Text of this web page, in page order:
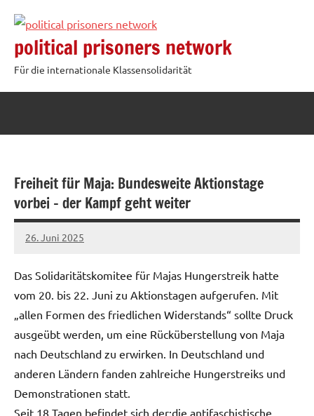
Inhalt
springen
political prisoners network
Für die internationale Klassensolidarität
Freiheit für Maja: Bundesweite Aktionstage
vorbei – der Kampf geht weiter
26. Juni 2025
network
Das Solidaritätskomitee für Majas Hungerstreik hatte
vom 20. bis 22. Juni zu Aktionstagen aufgerufen. Mit
„allen Formen des friedlichen Widerstands“ sollte Druck
ausgeübt werden, um eine Rücküberstellung von Maja
nach Deutschland zu erwirken. In Deutschland und
anderen Ländern fanden zahlreiche Hungerstreiks und
Demonstrationen statt.
Seit 18 Tagen befindet sich der:die antifaschistische